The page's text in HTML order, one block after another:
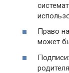
Право
может